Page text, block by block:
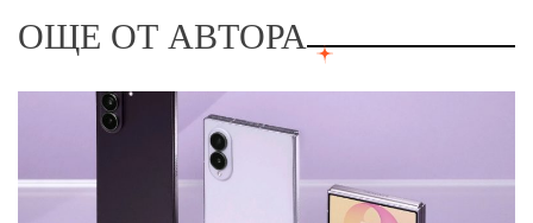
ОЩЕ ОТ АВТОРА